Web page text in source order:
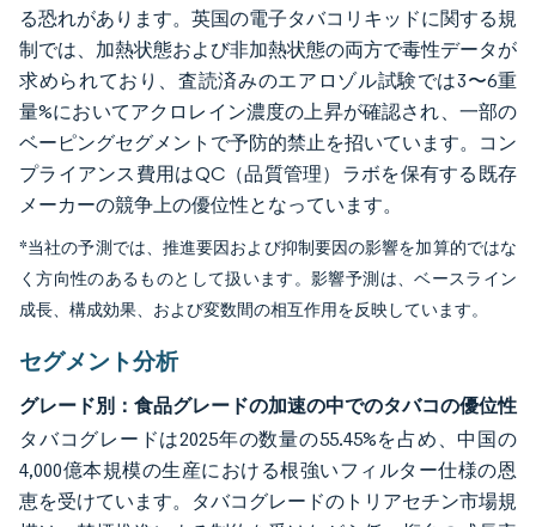
る恐れがあります。英国の電子タバコリキッドに関する規
制では、加熱状態および非加熱状態の両方で毒性データが
求められており、査読済みのエアロゾル試験では3〜6重
量%においてアクロレイン濃度の上昇が確認され、一部の
ベーピングセグメントで予防的禁止を招いています。コン
プライアンス費用はQC（品質管理）ラボを保有する既存
メーカーの競争上の優位性となっています。
*当社の予測では、推進要因および抑制要因の影響を加算的ではな
く方向性のあるものとして扱います。影響予測は、ベースライン
成長、構成効果、および変数間の相互作用を反映しています。
セグメント分析
グレード別：食品グレードの加速の中でのタバコの優位性
タバコグレードは2025年の数量の55.45%を占め、中国の
4,000億本規模の生産における根強いフィルター仕様の恩
恵を受けています。タバコグレードのトリアセチン市場規